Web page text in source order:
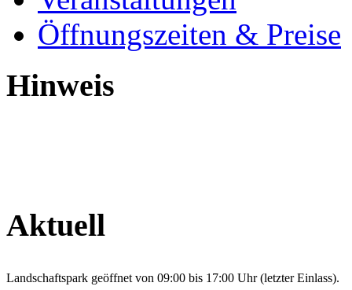
Öffnungszeiten & Preise
Hinweis
Aktuell
Landschaftspark geöffnet von 09:00 bis 17:00 Uhr (letzter Einlass).